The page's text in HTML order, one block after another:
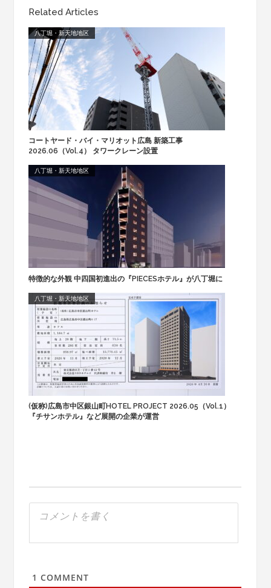
Related Articles
八丁堀・新天地地区
コートヤード・バイ・マリオット広島 新築工事
2026.06（Vol.4） タワークレーン設置
八丁堀・新天地地区
特徴的な外観 中四国初進出の『PIECESホテル』が八丁堀に
八丁堀・新天地地区
(仮称)広島市中区銀山町HOTEL PROJECT 2026.05（Vol.1）
『チサンホテル』など展開の企業が運営
1 COMMENT